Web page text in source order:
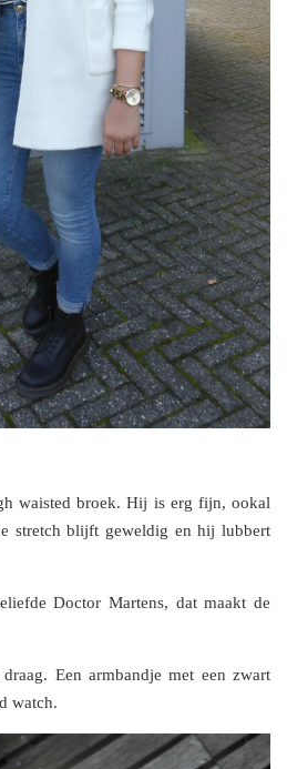
waisted broek. Hij is erg fijn, ookal
stretch blijft geweldig en hij lubbert
Doctor Martens, dat maakt de
Een armbandje met een zwart
watch.